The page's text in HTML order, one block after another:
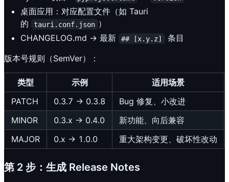
桌面应用：对应配置文件（如 Tauri
的
tauri.conf.json ）
CHANGELOG.md → 最新
## [x.y.z]
条目
版本号规则（SemVer）：
类型 示例
适用场景
PATCH
0.3.7 → 0.3.8
Bug 修复、小改进
MINOR
0.3.x → 0.4.0
新功能、向后兼容
MAJOR
0.x → 1.0.0 重大架构变更、破坏性改动
第 2 步：生成 Release Notes